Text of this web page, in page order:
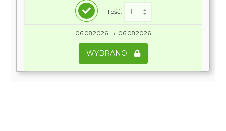
Ilość:
06.08.2026 → 06.08.2026
WYBRANO